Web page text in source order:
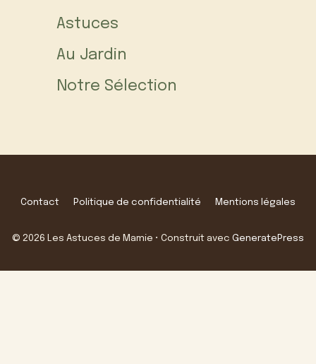
Astuces
Au Jardin
Notre Sélection
Contact Politique de confidentialité Mentions légales
© 2026 Les Astuces de Mamie • Construit avec GeneratePress